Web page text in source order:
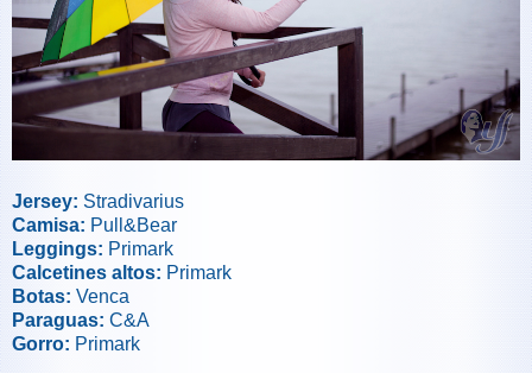
Jersey: Stradivarius
Camisa: Pull&Bear
Leggings: Primark
Calcetines altos: Primark
Botas: Venca
Paraguas: C&A
Gorro: Primark